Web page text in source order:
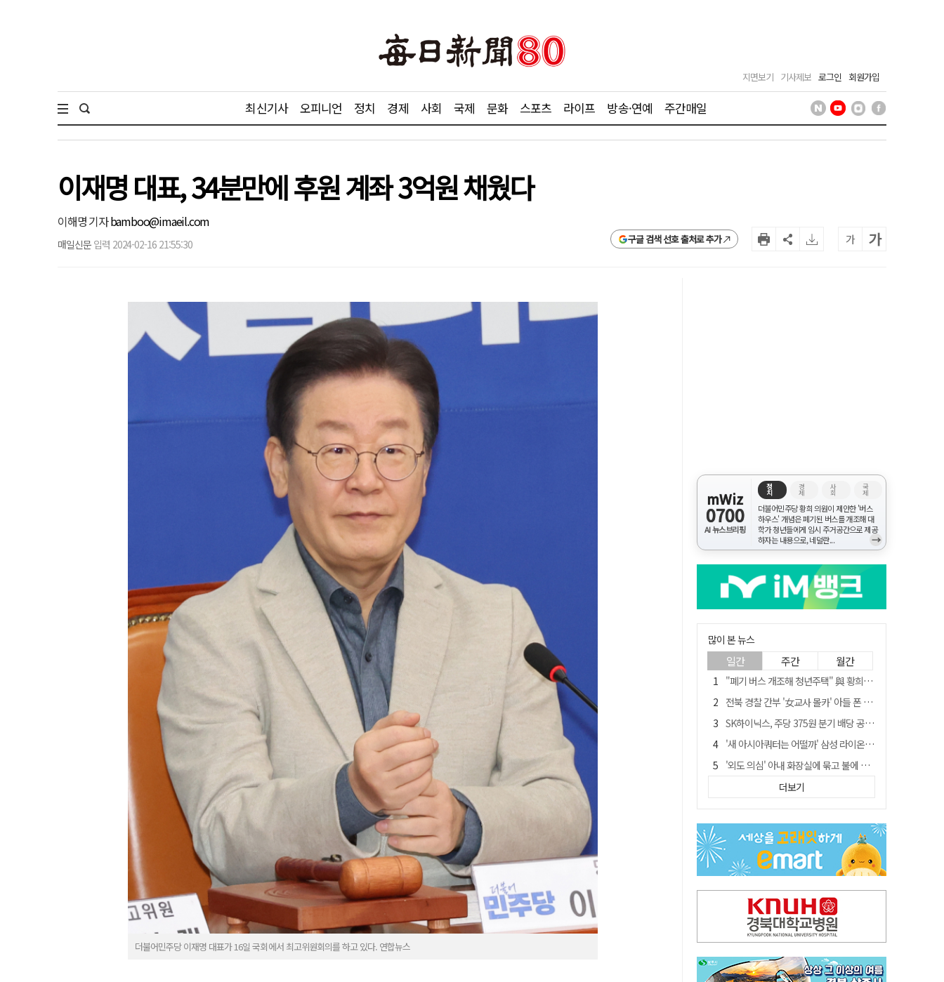
지면보기 기사제보 로그인 회원가입
최신기사 오피니언 정치 경제 사회 국제 문화 스포츠 라이프 방송·연예 주간매일
이재명 대표, 34분만에 후원 계좌 3억원 채웠다
이해명 기자bamboo@imaeil.com
매일신문 입력 2024-02-16 21:55:30 구글 검색 선호 출처로 추가 가 가
더불어민주당 이재명 대표가 16일 국회에서 최고위원회의를 하고 있다. 연합뉴스
mWiz
0700
AI 뉴스브리핑
정
치
경
제
사
회
국
제
더불어민주당 황희 의원이 제안한 '버스
하우스' 개념은 폐기된 버스를 개조해 대
학가 청년들에게 임시 주거공간으로 제공
하자는 내용으로, 네덜란...
→
많이 본 뉴스
일간 주간 월간
"폐기 버스 개조해 청년주택" 與 황희…'딸 학비는 年 4200만원'
전북 경찰 간부 '女교사 몰카' 아들 폰 부수고…"처벌 못하는 사안" 내부망에 글
SK하이닉스, 주당 375원 분기 배당 공시…"3분기 중 주주환원 방안 확정"
'새 아시아쿼터는 어떨까' 삼성 라이온즈, 새 얼굴 투수 미야모리 영입
'외도 의심' 아내 화장실에 묶고 불에 달군 공구로 고문…남편 검거
박권현 청도군수, '햇빛 연금 사업' 공약 시동걸어
경찰, 9월 초부터 상피제 전격 실시…가족 사건 수사 못해
"3세 아동 학대"…대구 북구 국공립어린이집 교사 2명 검찰 송치
봉화서 주택 에어컨 실외기에서 시작된 불… 주택 화재로 번져
더보기